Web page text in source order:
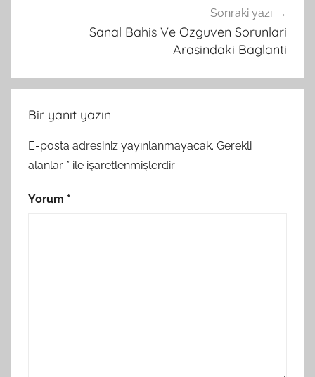
Sonraki yazı
Sanal Bahis Ve Ozguven Sorunlari
Arasindaki Baglanti
Bir yanıt yazın
E-posta adresiniz yayınlanmayacak. Gerekli
alanlar * ile işaretlenmişlerdir
Yorum *